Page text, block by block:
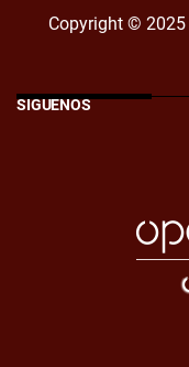
Copyright © 2025
SÍGUENOS